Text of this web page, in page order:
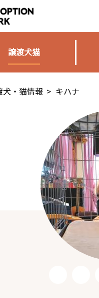
譲渡犬猫
犬・猫情報 > キハナ